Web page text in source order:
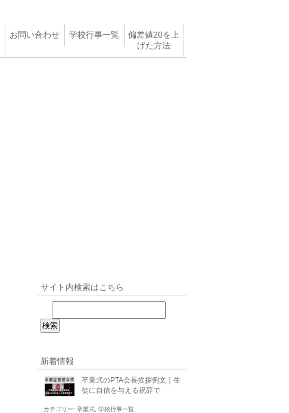
お問い合わせ 学校行事一覧
偏差値20を上
げた方法
サイト内検索はこちら
新着情報
卒業式のPTA会長挨拶例文｜生
徒に自信を与える祝辞で
カテゴリー: 卒業式 学校行事一覧